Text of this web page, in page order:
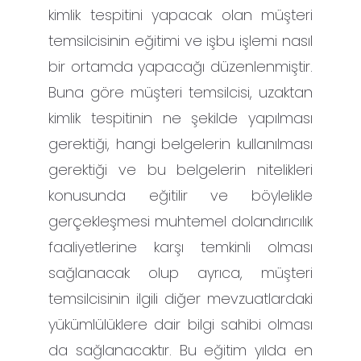
kimlik tespitini yapacak olan müşteri
temsilcisinin eğitimi ve işbu işlemi nasıl
bir ortamda yapacağı düzenlenmiştir.
Buna göre müşteri temsilcisi, uzaktan
kimlik tespitinin ne şekilde yapılması
gerektiği, hangi belgelerin kullanılması
gerektiği ve bu belgelerin nitelikleri
konusunda eğitilir ve böylelikle
gerçekleşmesi muhtemel dolandırıcılık
faaliyetlerine karşı temkinli olması
sağlanacak olup ayrıca, müşteri
temsilcisinin ilgili diğer mevzuatlardaki
yükümlülüklere dair bilgi sahibi olması
da sağlanacaktır. Bu eğitim yılda en